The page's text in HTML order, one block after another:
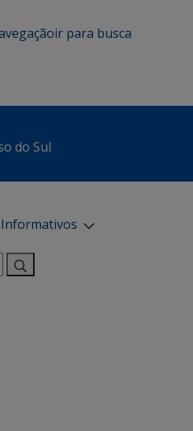
ir para busca
do Sul
Informativos